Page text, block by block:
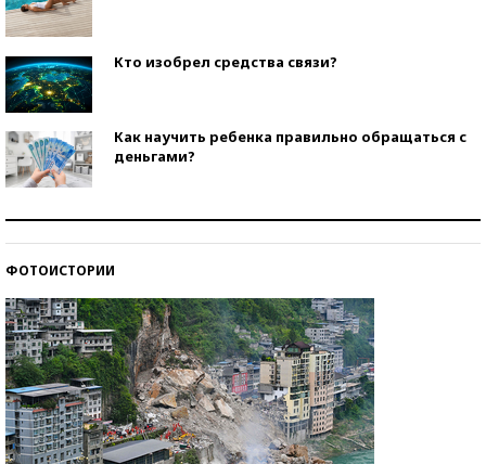
Кто изобрел средства связи?
Как научить ребенка правильно обращаться с
деньгами?
ФОТОИСТОРИИ